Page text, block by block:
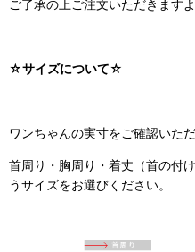
ご了承の上ご注文いただきます
☆サイズについて☆
ワンちゃんの実寸をご確認いた
首周り・胸周り・着丈（首の付
うサイズをお選びください。